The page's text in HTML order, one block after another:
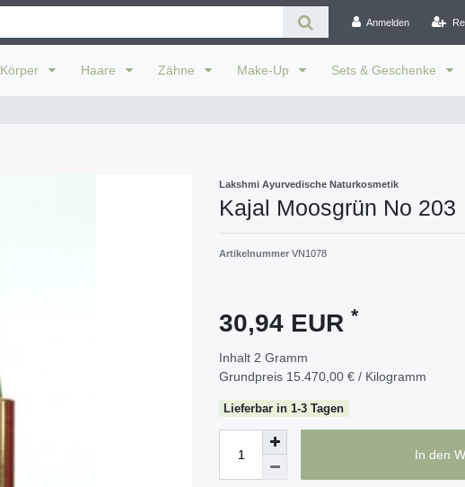
Anmelden
Körper Haare Zähne Make-Up Sets & Geschenke
Lakshmi Ayurvedische Naturkosmetik
Kajal Moosgrün No 203
Artikelnummer VN1078
30,94 EUR *
Inhalt 2 Gramm
Grundpreis 15.470,00 € / Kilogramm
Lieferbar in 1-3 Tagen
In den